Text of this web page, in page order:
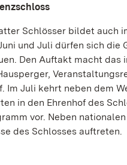
Schlösser bildet auch
und Juli dürfen sich
Den Auftakt macht das
Im Juli kehrt neben dem
in den Ehrenhof des
vor. Neben
des Schlosses auftreten.